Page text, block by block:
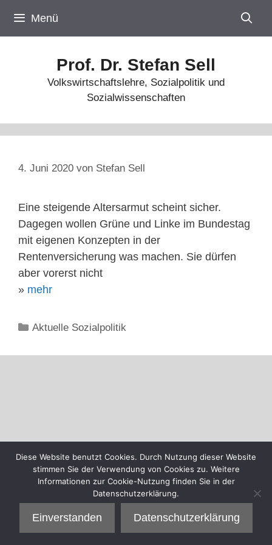
Inhalt
springen
Menü
Prof. Dr. Stefan Sell
Volkswirtschaftslehre, Sozialpolitik und
Sozialwissenschaften
4. Juni 2020 von Stefan Sell
Eine steigende Altersarmut scheint sicher.
Dagegen wollen Grüne und Linke im Bundestag
mit eigenen Konzepten in der
Rentenversicherung was machen. Sie dürfen
aber vorerst nicht
» mehr
Kategorien
Aktuelle Sozialpolitik
Diese Website benutzt Cookies. Durch Nutzung dieser Website
stimmen Sie der Verwendung von Cookies zu. Weitere
Informationen zur Cookie-Nutzung finden Sie in der
Datenschutzerklärung.
Einverstanden Datenschutzerklärung